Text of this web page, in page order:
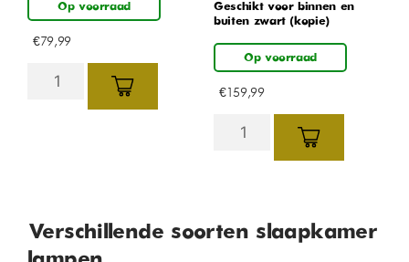
Op voorraad
€79,99
Geschikt voor binnen en
buiten zwart (kopie)
Op voorraad
€159,99
Verschillende soorten slaapkamer